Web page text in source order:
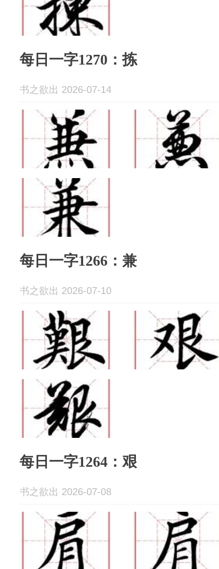
每日一字1270：拣
书之欲出 2026-07-14
每日一字1266：兼
书之欲出 2026-07-10
每日一字1264：艰
书之欲出 2026-07-08